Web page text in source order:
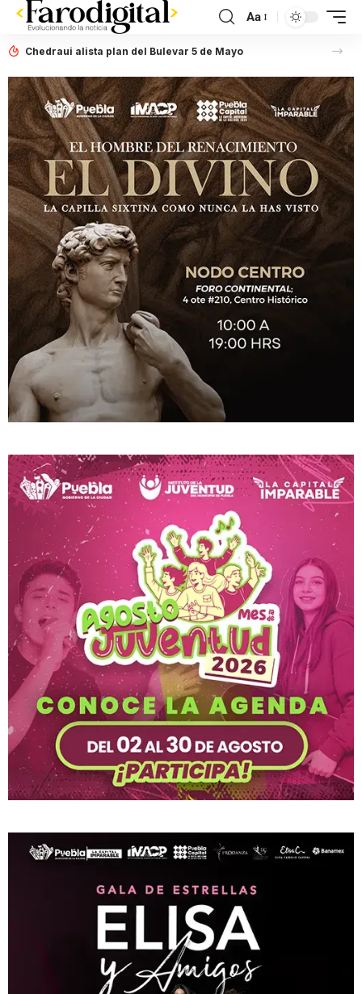
Aa
Chedraui alista plan del Bulevar 5 de Mayo